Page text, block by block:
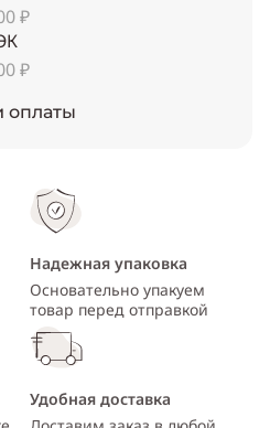
₽
₽
оплаты
Надежная упаковка
Основательно упакуем
товар перед отправкой
Удобная доставка